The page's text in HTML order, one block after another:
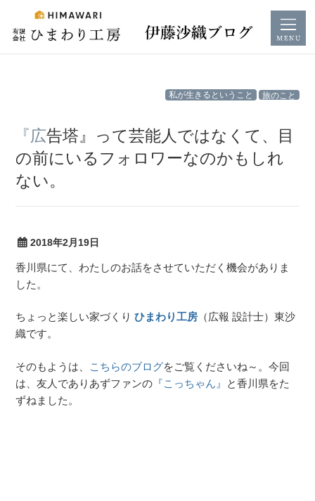
旅のこと
私が生きるということ
『広告塔』って芸能人ではなくて、目
の前にいるフォロワーなのかもしれ
ない。
2018年2月19日
香川県にて、わたしのお話をさせていただく機会がありま
した。
ちょっと楽しい家づくりひまわり工房 （広報 設計士）東沙
織です。
そのもようは、 こちらのブログをご覧くださいね～。今回
は、友人でありあずファンの 『こっちゃん』 と香川県をた
ずねました。